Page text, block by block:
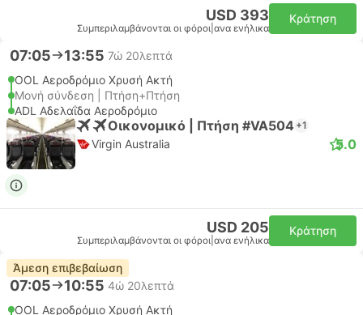
USD 393
Συμπεριλαμβάνονται οι φόροι ανα ενήλικα
Κράτηση
07:05 13:55 7ώ 20λεπτά
OOL Αεροδρόμιο Χρυσή Ακτή
Μονή σύνδεση | Πτήση+Πτήση
ADL Αδελαΐδα Αεροδρόμιο
Οικονομικό | Πτήση #VA504 +1
Virgin Australia 5.0
USD 205
Συμπεριλαμβάνονται οι φόροι ανα ενήλικα
Κράτηση
Άμεση επιβεβαίωση
07:05 10:55 4ώ 20λεπτά
OOL Αεροδρόμιο Χρυσή Ακτή